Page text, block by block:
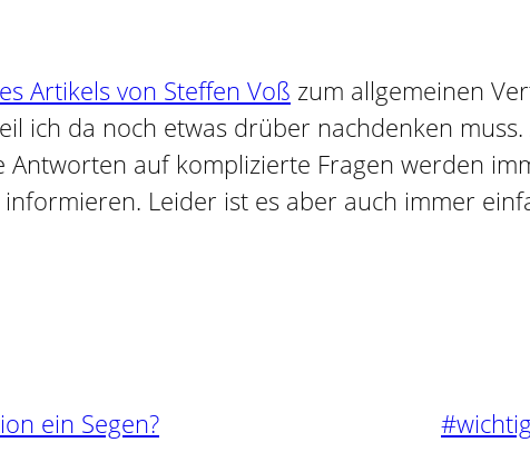
Artikels von Steffen Voß zum allgemeinen
ich da noch etwas drüber nachdenken
Antworten auf komplizierte Fragen werden
Leider ist es aber auch immer
ein Segen?